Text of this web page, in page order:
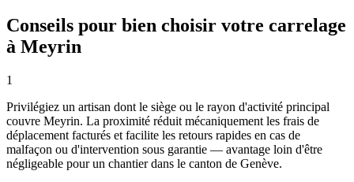
Conseils pour bien choisir votre carrelage
à Meyrin
1
Privilégiez un artisan dont le siège ou le rayon d'activité principal
couvre Meyrin. La proximité réduit mécaniquement les frais de
déplacement facturés et facilite les retours rapides en cas de
malfaçon ou d'intervention sous garantie — avantage loin d'être
négligeable pour un chantier dans le canton de Genève.